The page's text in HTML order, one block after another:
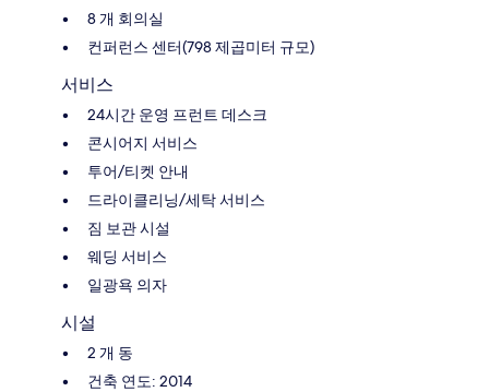
8 개 회의실
컨퍼런스 센터(798 제곱미터 규모)
서비스
24시간 운영 프런트 데스크
콘시어지 서비스
투어/티켓 안내
드라이클리닝/세탁 서비스
짐 보관 시설
웨딩 서비스
일광욕 의자
시설
2 개 동
건축 연도: 2014